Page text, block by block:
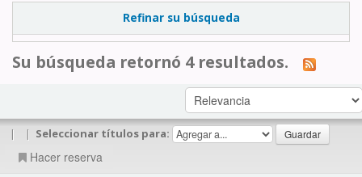
Refinar su búsqueda
Su búsqueda retornó 4 resultados.
| | Seleccionar títulos para:
Hacer reserva